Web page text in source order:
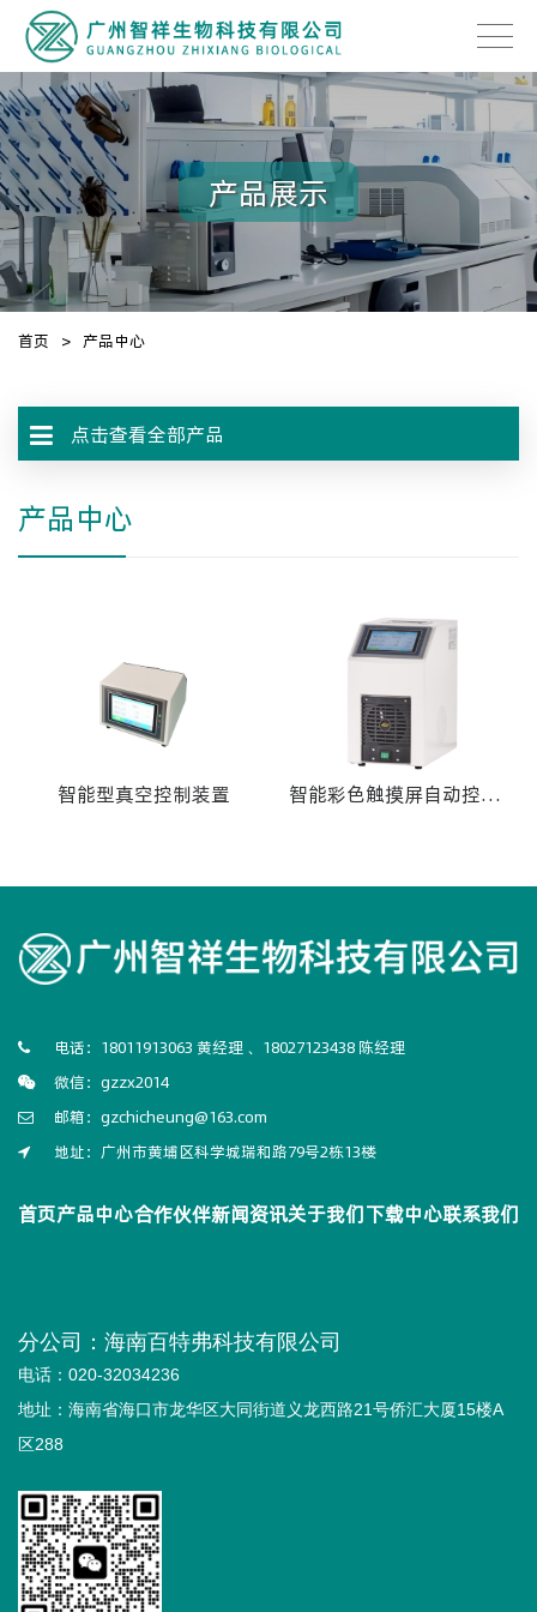
产品展示
首页 > 产品中心
点击查看全部产品
产品中心
智能型真空控制装置
智能彩色触摸屏自动控制
电话：18011913063 黄经理 、18027123438 陈经理
微信：gzzx2014
邮箱：gzchicheung@163.com
地址：广州市黄埔区科学城瑞和路79号2栋13楼
首页产品中心合作伙伴新闻资讯关于我们下载中心联系我们
分公司：海南百特弗科技有限公司
电话：020-32034236
地址：海南省海口市龙华区大同街道义龙西路21号侨汇大厦15楼A
区288